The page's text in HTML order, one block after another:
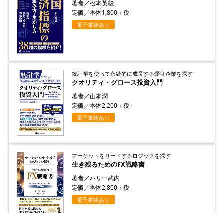
著者／松本英毅
定価／本体1,800＋税
電子書籍あり
統計学を使って永続的に成長する優良企業を探す
クオリティ・グロース投資入門
著者／山本潤
定価／本体2,200＋税
電子書籍あり
マーケットをリードするロジックを探す
生き残るためのFX戦略書
著者／ハリー武内
定価／本体2,800＋税
電子書籍あり